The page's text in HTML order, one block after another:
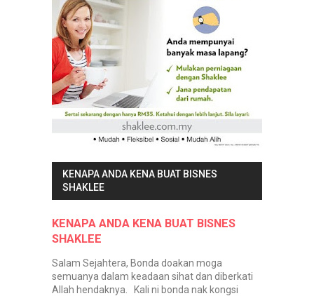
KENAPA ANDA KENA BUAT BISNES
SHAKLEE
KENAPA ANDA KENA BUAT BISNES
SHAKLEE
Salam Sejahtera, Bonda doakan moga
semuanya dalam keadaan sihat dan diberkati
Allah hendaknya. Kali ni bonda nak kongsi